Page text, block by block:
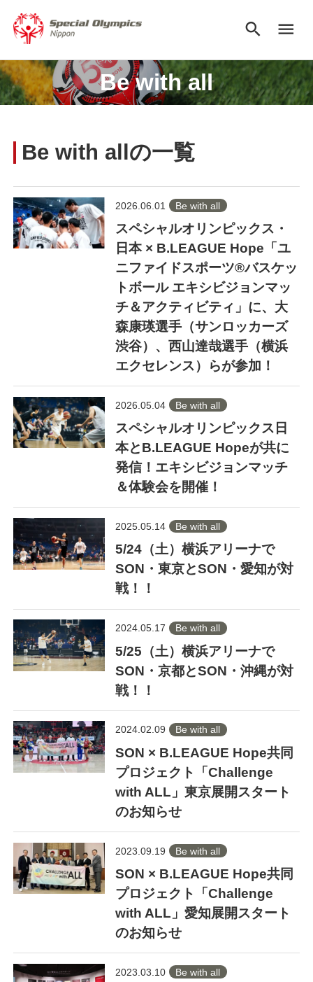
search menu
Be with all
Be with allの一覧
2026.06.01 Be with all
スペシャルオリンピックス・
日本 × B.LEAGUE Hope「ユ
ニファイドスポーツ®︎バスケッ
トボール エキシビジョンマッ
チ＆アクティビティ」に、大
森康瑛選手（サンロッカーズ
渋谷）、西山達哉選手（横浜
エクセレンス）らが参加！
2026.05.04 Be with all
スペシャルオリンピックス日
本とB.LEAGUE Hopeが共に
発信！エキシビジョンマッチ
＆体験会を開催！
2025.05.14 Be with all
5/24（土）横浜アリーナで
SON・東京とSON・愛知が対
戦！！
2024.05.17 Be with all
5/25（土）横浜アリーナで
SON・京都とSON・沖縄が対
戦！！
2024.02.09 Be with all
SON × B.LEAGUE Hope共同
プロジェクト「Challenge
with ALL」東京展開スタート
のお知らせ
2023.09.19 Be with all
SON × B.LEAGUE Hope共同
プロジェクト「Challenge
with ALL」愛知展開スタート
のお知らせ
2023.03.10 Be with all